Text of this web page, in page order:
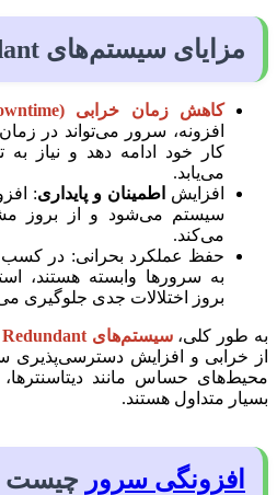
مزایای سیستم‌های Redundant:
کاهش زمان خرابی (Downtime):
افزونه، سرور می‌تواند در
کار خود ادامه دهد و نیاز
می‌یابد.
افزایش اطمینان و پایداری:
سیستم می‌شود و از بروز
می‌کند.
حفظ عملکرد بحرانی: در کسب
بروز اختلالات جدی جلوگیری
به طور کلی،سیستم‌های Redundant
از خرابی و افزایش دسترسی‌پذیری
محیط‌های حساس مانند
بسیار متداول هستند.
افزونگی سرور چیست